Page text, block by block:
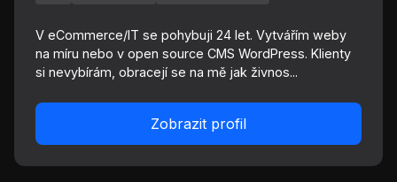
V eCommerce/IT se pohybuji 24 let. Vytvářím weby
na míru nebo v open source CMS WordPress. Klienty
si nevybírám, obracejí se na mě jak živnos...
Zobrazit profil